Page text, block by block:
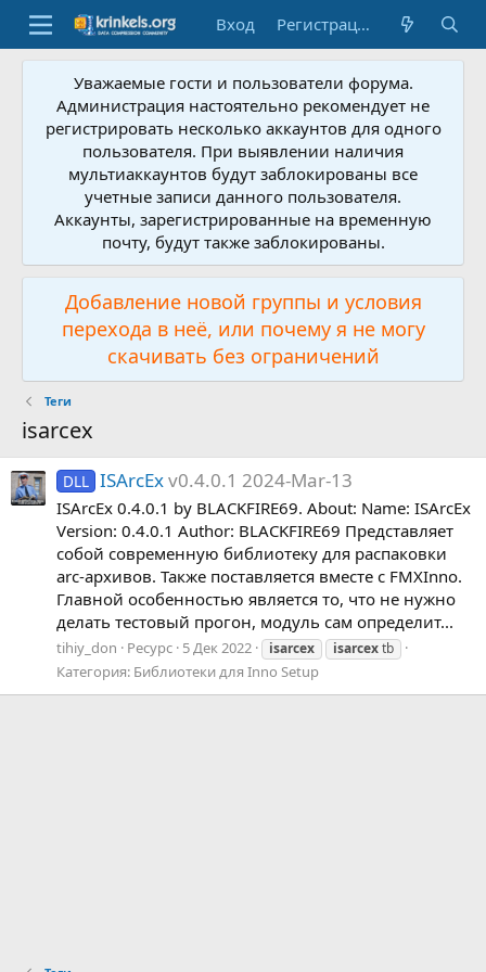
Вход Регистрация
Уважаемые гости и пользователи форума.
Администрация настоятельно рекомендует не
регистрировать несколько аккаунтов для одного
пользователя. При выявлении наличия
мультиаккаунтов будут заблокированы все
учетные записи данного пользователя.
Аккаунты, зарегистрированные на временную
почту, будут также заблокированы.
Добавление новой группы и условия
перехода в неё, или почему я не могу
скачивать без ограничений
Теги
isarcex
DLL ISArcExv0.4.0.1 2024-Mar-13
ISArcEx 0.4.0.1 by BLACKFIRE69. About: Name: ISArcEx
Version: 0.4.0.1 Author: BLACKFIRE69 Представляет
собой современную библиотеку для распаковки
arc-архивов. Также поставляется вместе с FMXInno.
Главной особенностью является то, что не нужно
делать тестовый прогон, модуль сам определит...
tihiy_don Ресурс 5 Дек 2022 isarcex isarcextb
Категория: Библиотеки для Inno Setup